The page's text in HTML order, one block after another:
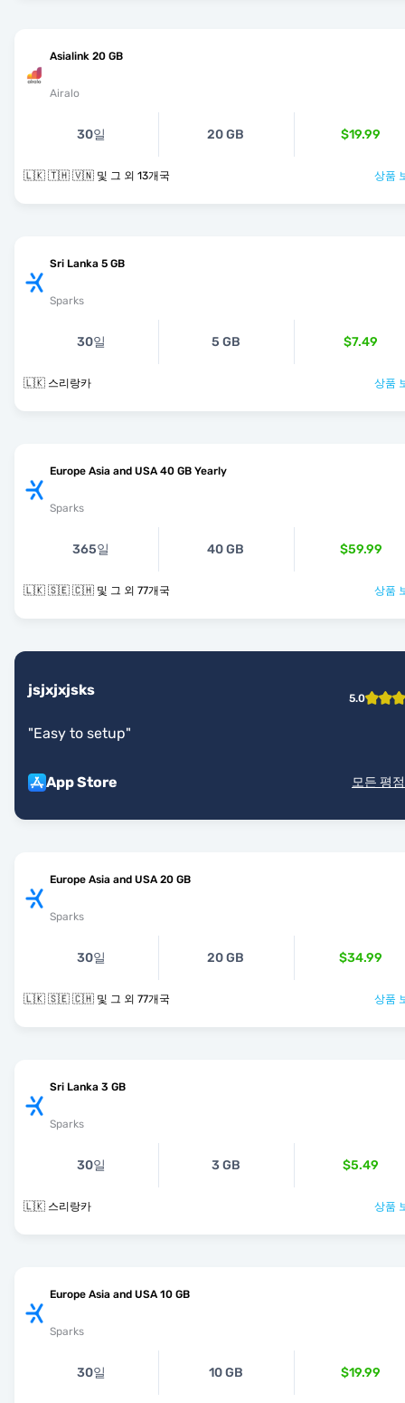
Asialink 20 GB
Airalo
30일 20 GB $19.99
🇱🇰 🇹🇭 🇻🇳 및 그 외 13개국 상품
Sri Lanka 5 GB
Sparks
30일 5 GB $7.49
🇱🇰 스리랑카 상품
Europe Asia and USA 40 GB Yearly
Sparks
365일 40 GB $59.99
🇱🇰 🇸🇪 🇨🇭 및 그 외 77개국 상품
jsjxjxjsks 5.0
"Easy to setup"
App Store 모든 평
Europe Asia and USA 20 GB
Sparks
30일 20 GB $34.99
🇱🇰 🇸🇪 🇨🇭 및 그 외 77개국 상품
Sri Lanka 3 GB
Sparks
30일 3 GB $5.49
🇱🇰 스리랑카 상품
Europe Asia and USA 10 GB
Sparks
30일 10 GB $19.99